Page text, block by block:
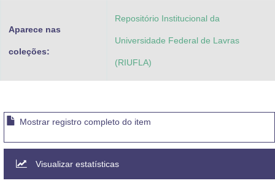
Aparece nas
coleções:
Repositório Institucional da
Universidade Federal de Lavras
(RIUFLA)
Mostrar registro completo do item
Visualizar estatísticas